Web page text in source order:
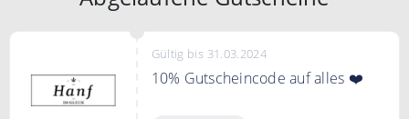
Gültig bis 31.03.2024
10% Gutscheincode auf alles ❤️